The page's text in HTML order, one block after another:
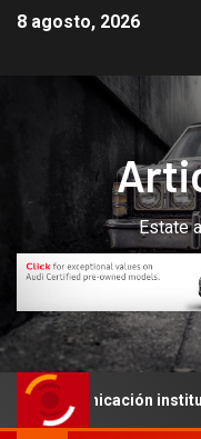
8 agosto, 2026
Estate
institucional